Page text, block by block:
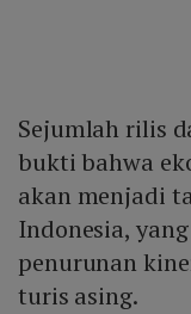
Sejumlah rilis
bukti bahwa
akan menjadi
Indonesia,
penurunan
turis asing.